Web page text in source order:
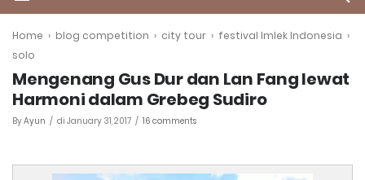
Home › blog competition › city tour › festival Imlek Indonesia ›
solo
Mengenang Gus Dur dan Lan Fang lewat
Harmoni dalam Grebeg Sudiro
ByAyun di January 31, 2017 16 comments